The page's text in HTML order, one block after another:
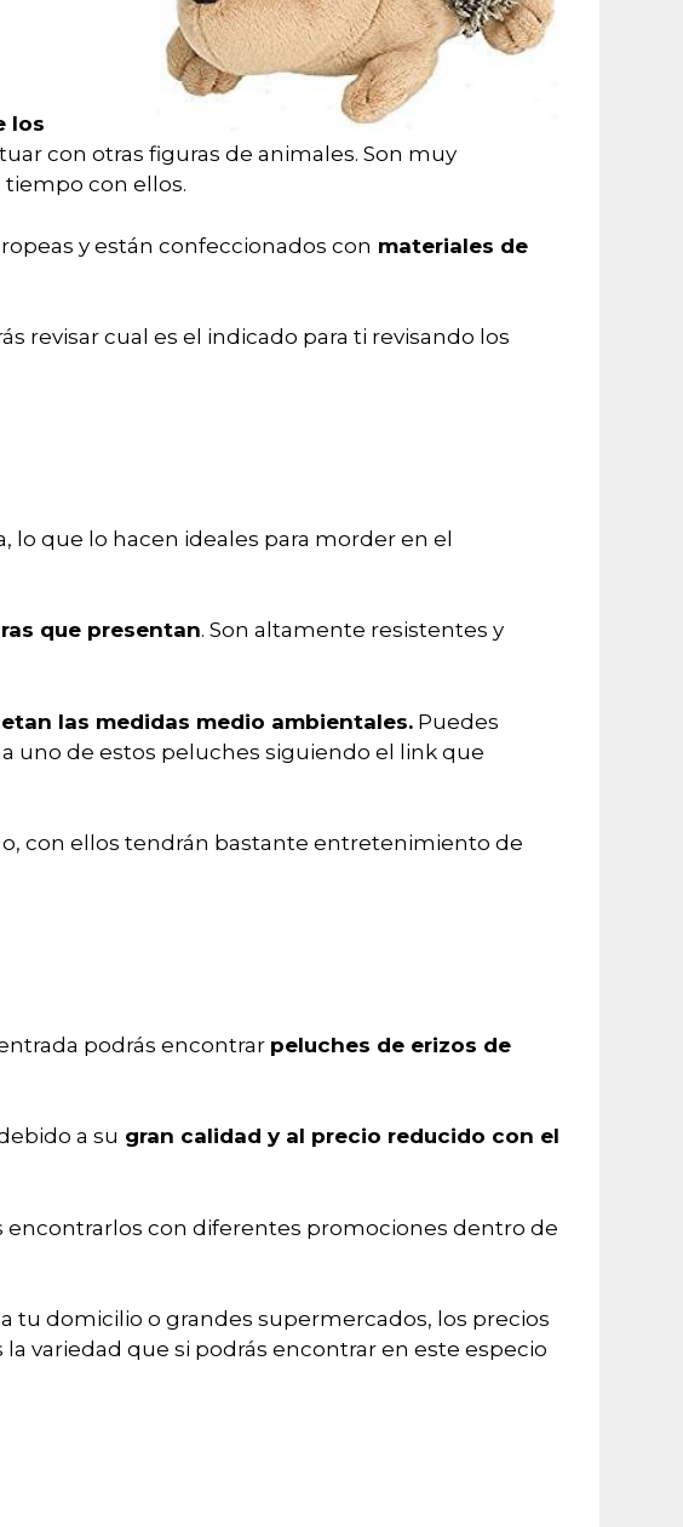
los
con otras figuras de animales. Son muy
tiempo con ellos.
y están confeccionados con materiales de
revisar cual es el indicado para ti revisando los
lo que lo hacen ideales para morder en el
que presentan. Son altamente resistentes y
las medidas medio ambientales.Puedes
uno de estos peluches siguiendo el link que
con ellos tendrán bastante entretenimiento de
podrás encontrar peluches de erizos de
a su gran calidad y al precio reducido con el
encontrarlos con diferentes promociones dentro de
tu domicilio o grandes supermercados, los precios
variedad que si podrás encontrar en este especio